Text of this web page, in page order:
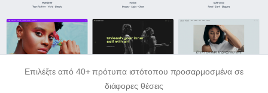
Επιλέξτε από 40+ πρότυπα ιστότοπου προσαρμοσμένα σε
διάφορες θέσεις